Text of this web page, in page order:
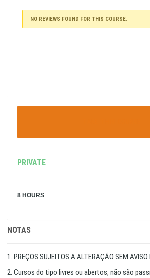
NO REVIEWS FOUND FOR THIS COURSE.
PRIVATE
8 HOURS
NOTAS
1. PREÇOS SUJEITOS A ALTERAÇÃO SEM AVISO
2. Cursos do tipo livres ou abertos, não são